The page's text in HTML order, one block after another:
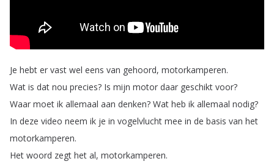
Je hebt er vast wel eens van gehoord, motorkamperen.
Wat is dat nou precies? Is mijn motor daar geschikt voor?
Waar moet ik allemaal aan denken? Wat heb ik allemaal nodig?
In deze video neem ik je in vogelvlucht mee in de basis van het
motorkamperen.
Het woord zegt het al, motorkamperen.